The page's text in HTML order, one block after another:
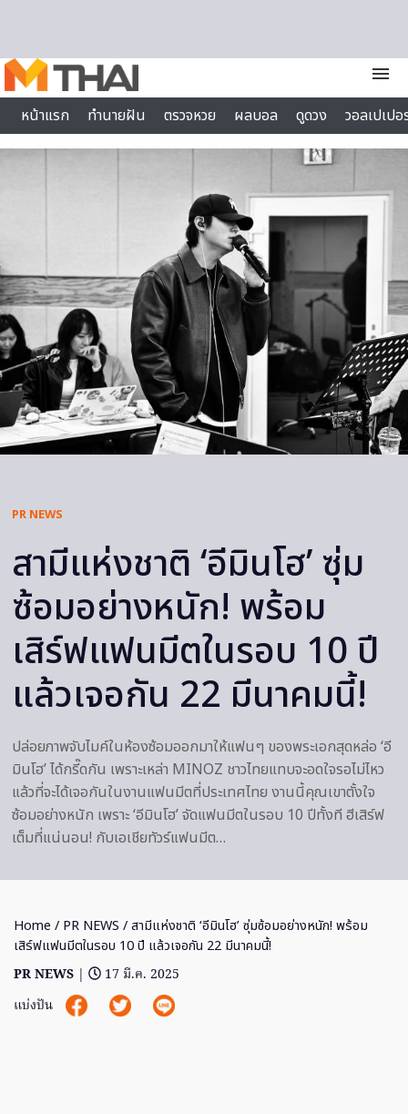
menu
หน้าแรก
ทำนายฝัน ตรวจหวย ผลบอล ดูดวง
วอลเปเป
ไลฟ์สไตล์
PR NEWS
สามีแห่งชาติ ‘อีมินโฮ’ ซุ่ม
ซ้อมอย่างหนัก! พร้อม
เสิร์ฟแฟนมีตในรอบ 10 ปี
แล้วเจอกัน 22 มีนาคมนี้!
ปล่อยภาพจับไมค์ในห้องซ้อมออกมาให้แฟนๆ ของพระเอกสุดหล่อ ‘อี
มินโฮ’ ได้กรี๊ดกัน เพราะเหล่า MINOZ ชาวไทยแทบจะอดใจรอไม่ไหว
แล้วที่จะได้เจอกันในงานแฟนมีตที่ประเทศไทย งานนี้คุณเขาตั้งใจ
ซ้อมอย่างหนัก เพราะ ‘อีมินโฮ’ จัดแฟนมีตในรอบ 10 ปีทั้งที ฮีเสิร์ฟ
เต็มที่แน่นอน! กับเอเชียทัวร์แฟนมีต…
Home / PR NEWS / สามีแห่งชาติ ‘อีมินโฮ’ ซุ่มซ้อมอย่างหนัก! พร้อม
เสิร์ฟแฟนมีตในรอบ 10 ปี แล้วเจอกัน 22 มีนาคมนี้!
PR NEWS |
17 มี.ค. 2025
แบ่งปัน